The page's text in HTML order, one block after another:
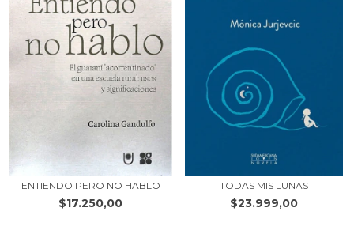
ENTIENDO PERO NO HABLO
$17.250,00
TODAS MIS LUNAS
$23.999,00